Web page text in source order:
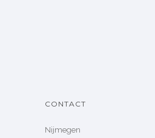
CONTACT
Nijmegen